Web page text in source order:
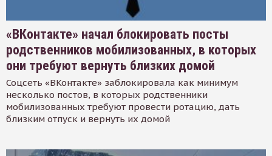
«ВКонтакте» начал блокировать посты
родственников мобилизованных, в которых
они требуют вернуть близких домой
Соцсеть «ВКонтакте» заблокировала как минимум
несколько постов, в которых родственники
мобилизованных требуют провести ротацию, дать
близким отпуск и вернуть их домой